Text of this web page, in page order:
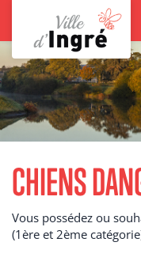
contenu
principal
Contenu
CHIENS
Vous possédez ou
(1ère et 2ème